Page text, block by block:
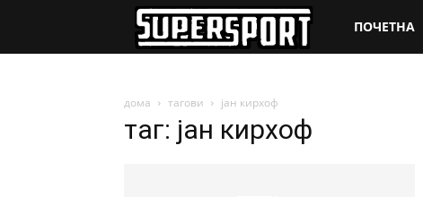
SuperSport.mk
ПОЧЕТНА
дома тагови јан кирхоф
таг: јан кирхоф